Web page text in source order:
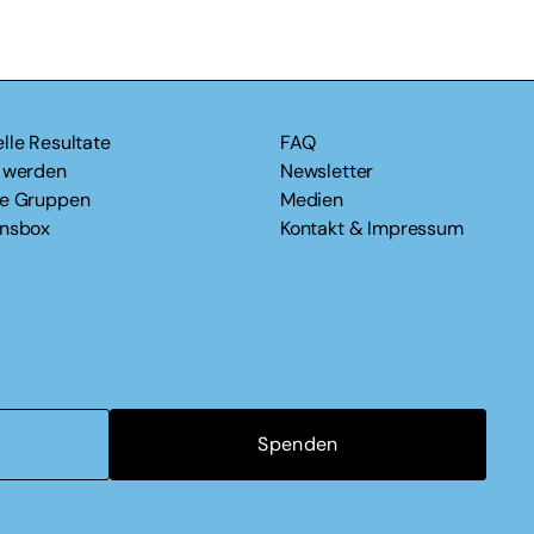
Resultate
Gruppen
FAQ
Newsletter
Medien
Kontakt & Impressum
Spenden